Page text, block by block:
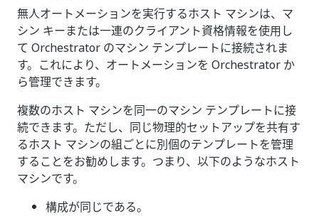
無人オートメーションを実行するホスト マシンは、マ
シン キーまたは一連のクライアント資格情報を使用し
て Orchestrator のマシン テンプレートに接続されま
す。これにより、オートメーションを Orchestrator か
ら管理できます。
複数のホスト マシンを同一のマシン テンプレートに接
続できます。ただし、同じ物理的セットアップを共有す
るホスト マシンの組ごとに別個のテンプレートを管理
することをお勧めします。つまり、以下のようなホスト
マシンです。
構成が同じである。